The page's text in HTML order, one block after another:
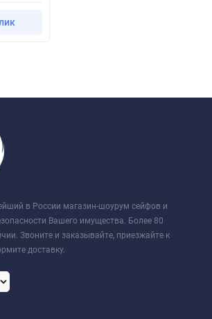
в России магазин-шоурум сейфов и
Вашего имущества. Более 80
Звоните и заказывайте, приезжайте к
доставку.